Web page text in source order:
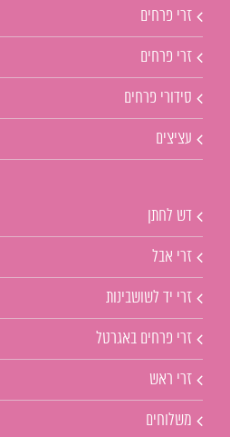
זרי פרחים
זרי פרחים
סידורי פרחים
עציצים
דש לחתן
זרי אבל
זרי יד לשושבינות
זרי פרחים באגרטל
זרי ראש
משלוחים